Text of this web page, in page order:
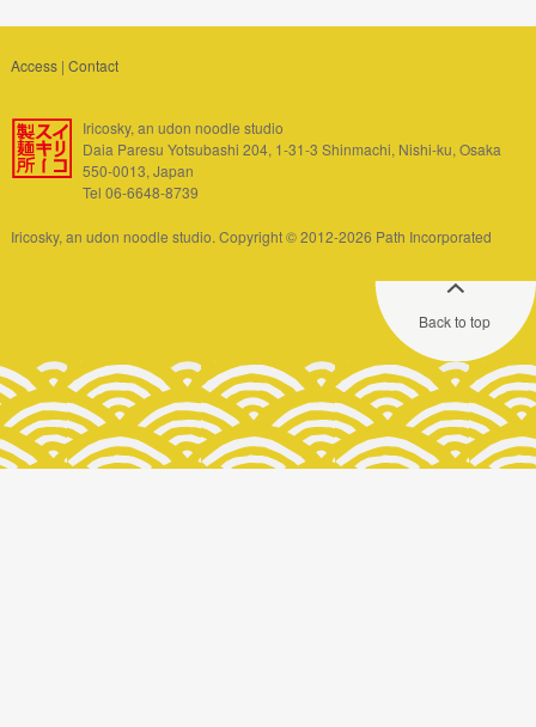
Access| Contact
Iricosky, an udon noodle studio
Daia Paresu Yotsubashi 204, 1-31-3 Shinmachi, Nishi-ku, Osaka
550-0013, Japan
Tel 06-6648-8739
Iricosky, an udon noodle studio. Copyright © 2012-2026 Path Incorporated
Back to top